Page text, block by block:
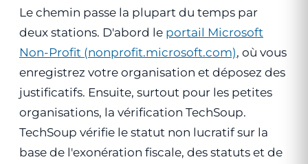
Le chemin passe la plupart du temps par
deux stations. D'abord le portail Microsoft
Non-Profit (nonprofit.microsoft.com), où vous
enregistrez votre organisation et déposez des
justificatifs. Ensuite, surtout pour les petites
organisations, la vérification TechSoup.
TechSoup vérifie le statut non lucratif sur la
base de l'exonération fiscale, des statuts et de